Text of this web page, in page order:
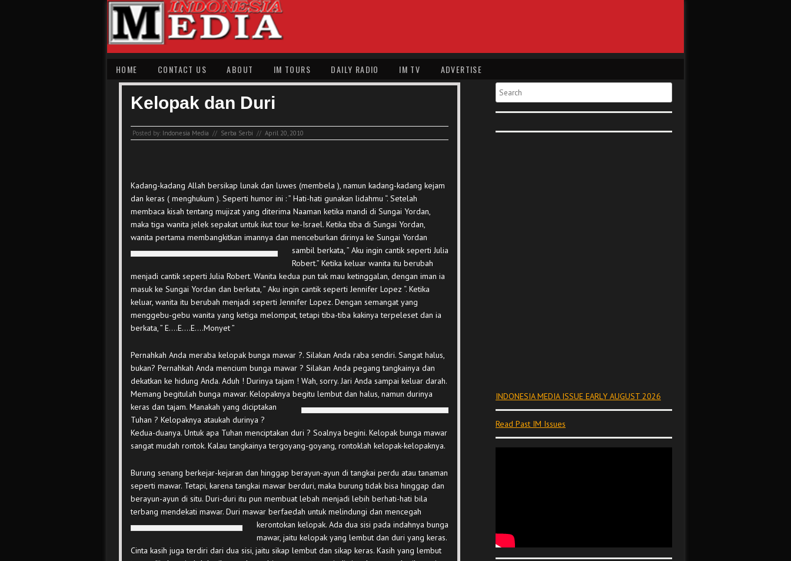
HOME CONTACT US ABOUT IM TOURS DAILY RADIO IM TV ADVERTISE
Kelopak dan Duri
Posted by: Indonesia Media // Serba Serbi // April 20, 2010
Kadang-kadang Allah bersikap lunak dan luwes (membela ), namun kadang-kadang kejam
dan keras ( menghukum ). Seperti humor ini : ” Hati-hati gunakan lidahmu “. Setelah
membaca kisah tentang mujizat yang diterima Naaman ketika mandi di Sungai Yordan,
maka tiga wanita jelek sepakat untuk ikut tour ke-Israel. Ketika tiba di Sungai Yordan,
wanita pertama membangkitkan imannya dan menceburkan dirinya ke Sungai Yordan
sambil berkata, ” Aku ingin cantik seperti Julia
Robert.” Ketika keluar wanita itu berubah
menjadi cantik seperti Julia Robert. Wanita kedua pun tak mau ketinggalan, dengan iman ia
masuk ke Sungai Yordan dan berkata, ” Aku ingin cantik seperti Jennifer Lopez “. Ketika
keluar, wanita itu berubah menjadi seperti Jennifer Lopez. Dengan semangat yang
menggebu-gebu wanita yang ketiga melompat, tetapi tiba-tiba kakinya terpeleset dan ia
berkata, ” E….E….E….Monyet ”
Pernahkah Anda meraba kelopak bunga mawar ?. Silakan Anda raba sendiri. Sangat halus,
bukan? Pernahkah Anda mencium bunga mawar ? Silakan Anda pegang tangkainya dan
dekatkan ke hidung Anda. Aduh ! Durinya tajam ! Wah, sorry. Jari Anda sampai keluar darah.
Memang begitulah bunga mawar. Kelopaknya begitu lembut dan halus, namun durinya
keras dan tajam. Manakah yang diciptakan
Tuhan ? Kelopaknya ataukah durinya ?
Kedua-duanya. Untuk apa Tuhan menciptakan duri ? Soalnya begini. Kelopak bunga mawar
sangat mudah rontok. Kalau tangkainya tergoyang-goyang, rontoklah kelopak-kelopaknya.
Burung senang berkejar-kejaran dan hinggap berayun-ayun di tangkai perdu atau tanaman
seperti mawar. Tetapi, karena tangkai mawar berduri, maka burung tidak bisa hinggap dan
berayun-ayun di situ. Duri-duri itu pun membuat lebah menjadi lebih berhati-hati bila
terbang mendekati mawar. Duri mawar berfaedah untuk melindungi dan mencegah
kerontokan kelopak. Ada dua sisi pada indahnya bunga
mawar, jaitu kelopak yang lembut dan duri yang keras.
Cinta kasih juga terdiri dari dua sisi, jaitu sikap lembut dan sikap keras. Kasih yang lembut
Search
INDONESIA MEDIA ISSUE EARLY AUGUST 2026
Read Past IM Issues